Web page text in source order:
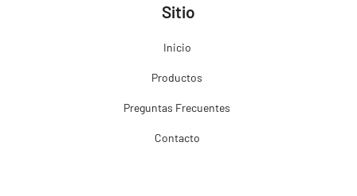
Sitio
Inicio
Productos
Preguntas Frecuentes
Contacto